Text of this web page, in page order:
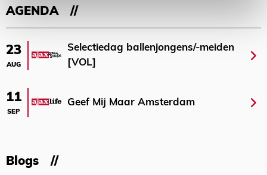
AGENDA
23
AUG
Selectiedag ballenjongens/-meiden
[VOL]
11
SEP
Geef Mij Maar Amsterdam
Blogs